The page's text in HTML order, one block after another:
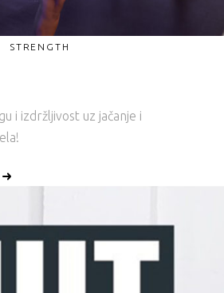
STRENGTH
i izdržljivost uz jačanje i